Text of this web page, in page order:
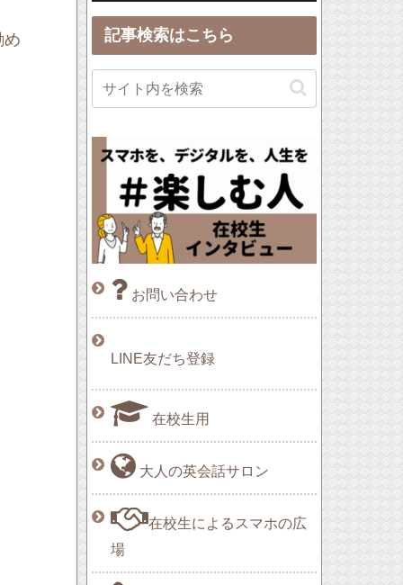
め
ヤ
ー記事検索はこちら
お問い合わせ
LINE友だち登録
在校生用
大人の英会話サロン
在校生によるスマホの広
場